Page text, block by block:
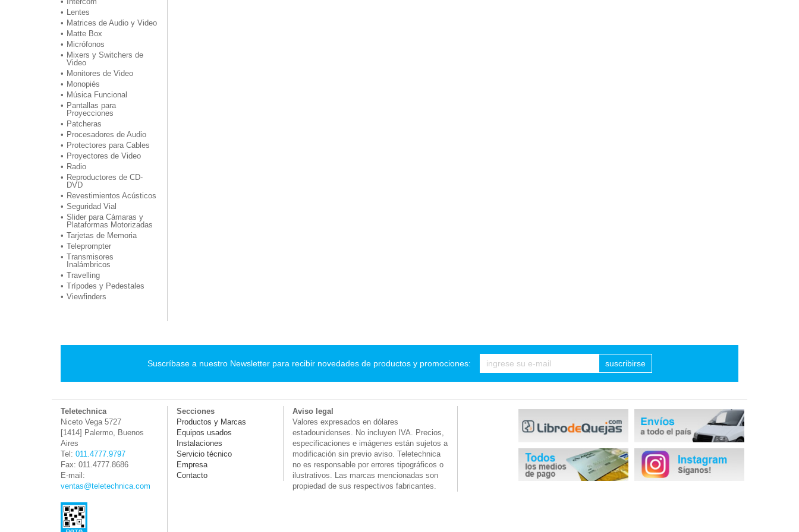
Lentes
Matrices de Audio y Video
Matte Box
Micrófonos
Mixers y Switchers de
Video
Monitores de Video
Monopiés
Música Funcional
Pantallas para
Proyecciones
Patcheras
Procesadores de Audio
Protectores para Cables
Proyectores de Video
Radio
Reproductores de CD-
DVD
Revestimientos Acústicos
Seguridad Vial
Slider para Cámaras y
Plataformas Motorizadas
Tarjetas de Memoria
Teleprompter
Transmisores
Inalámbricos
Travelling
Trípodes y Pedestales
Viewfinders
Suscríbase a nuestro Newsletter para recibir novedades de productos y promociones: suscribirse
Teletechnica
Niceto Vega 5727
[1414] Palermo, Buenos
Aires
Tel: 011.4777.9797
Fax: 011.4777.8686
E-mail:
ventas@teletechnica.com
Secciones
Productos y Marcas
Equipos usados
Instalaciones
Servicio técnico
Empresa
Contacto
Aviso legal
Valores expresados en dólares
estadounidenses. No incluyen IVA. Precios,
especificaciones e imágenes están sujetos a
modificación sin previo aviso. Teletechnica
no es responsable por errores tipográficos o
ilustrativos. Las marcas mencionadas son
propiedad de sus respectivos fabricantes.